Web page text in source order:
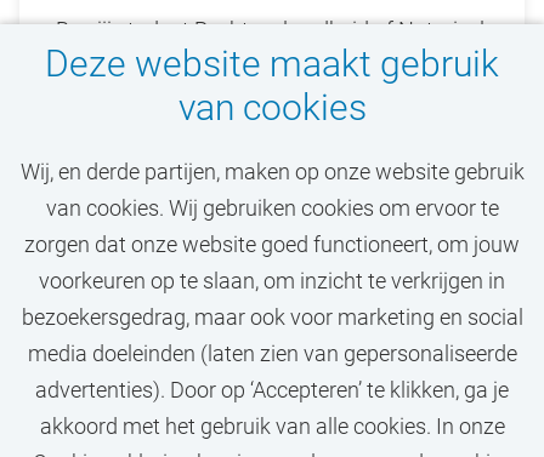
Deze website maakt gebruik
van cookies
Wij, en derde partijen, maken op onze website gebruik
van cookies. Wij gebruiken cookies om ervoor te
zorgen dat onze website goed functioneert, om jouw
voorkeuren op te slaan, om inzicht te verkrijgen in
bezoekersgedrag, maar ook voor marketing en social
media doeleinden (laten zien van gepersonaliseerde
advertenties). Door op ‘Accepteren’ te klikken, ga je
akkoord met het gebruik van alle cookies. In onze
Ben jij student Rechtsgeleerdheid of Notarieel
recht (VU) en ben je geïnteresseerd in
rechtstheorie en/of rechtsgeschiedenis?
Amsterdam (VU).
Bekijk vacature
Call-to-action bij meer vacatures